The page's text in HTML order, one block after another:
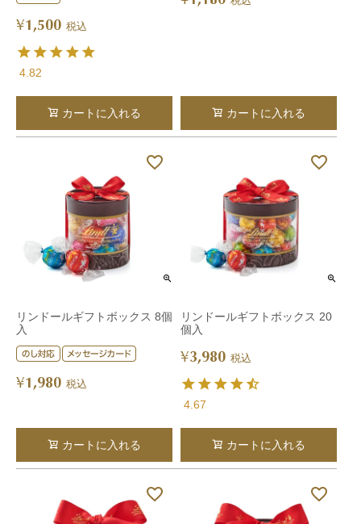
¥1,500 税込
4.82
カートに入れる カートに入れる
リンドールギフトボックス 8個
入
¥1,980 税込
カートに入れる
リンドールギフトボックス 20
個入
¥3,980 税込
4.67
カートに入れる